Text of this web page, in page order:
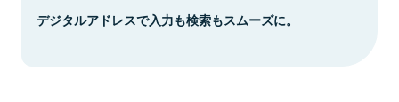
デジタルアドレスで入力も検索もスムーズに。